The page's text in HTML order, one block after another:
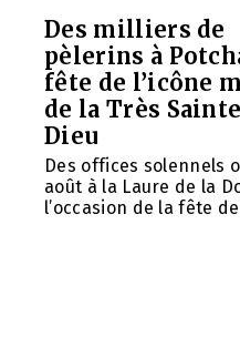
Des milliers de
pèlerins à
fête de l’icône
de la Très
Dieu
Des offices solennels
août à la Laure de la
l’occasion de la fête de